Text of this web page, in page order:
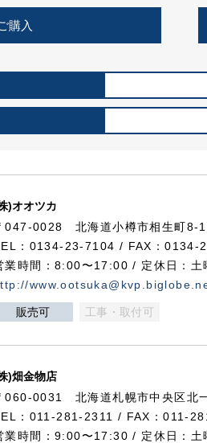
住宅使用部材標準化推進協議会
購入
)オオツカ
047-0028 北海道小樽市相生町8-
：0134-23-7104 / FAX：
業時間：8:00〜17:00 / 定休日：土
販売可 工事・取付可
)畑金物店
060-0031 北海道札幌市中央区北
：011-281-2311 / FAX：011-
業時間：9:00〜17:30 / 定休日：土